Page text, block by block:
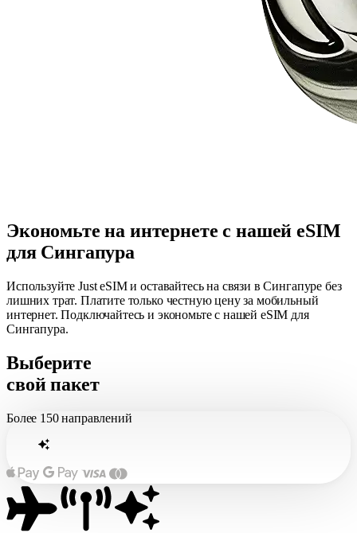
Экономьте на интернете с нашей eSIM
для Сингапура
Используйте Just eSIM и оставайтесь на связи в Сингапуре без
лишних трат. Платите только честную цену за мобильный
интернет. Подключайтесь и экономьте с нашей eSIM для
Сингапура.
Выберите
свой пакет
Более 150 направлений